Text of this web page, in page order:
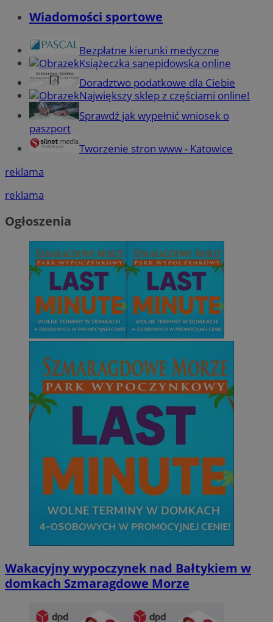
Wiadomości sportowe
Bezpłatne kierunki medyczne
Książeczka sanepidowska online
Doradztwo podatkowe dla Ciebie
Największy sklep z częściami online!
Sprawdź jak wypełnić wniosek o
paszport
Tworzenie stron www - Katowice
reklama
reklama
Ogłoszenia
Wakacyjny wypoczynek nad Bałtykiem w
domkach Szmaragdowe Morze